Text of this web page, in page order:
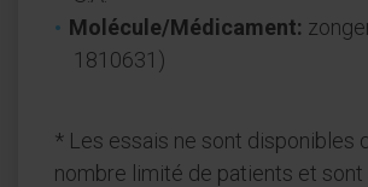
Molécule/Médicament:
1810631)
* Les essais ne sont disponibles
nombre limité de patients et sont